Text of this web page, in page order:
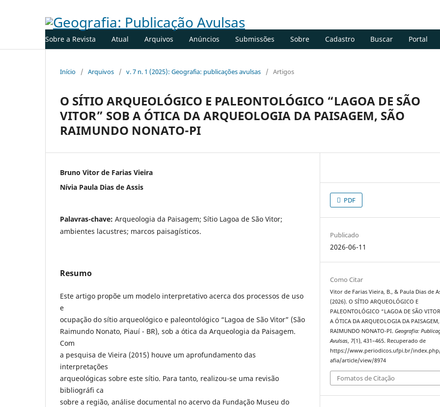
Sobre a Revista Atual Arquivos Anúncios Submissões Sobre Cadastro Buscar Portal
Início / Arquivos / v. 7 n. 1 (2025): Geografia: publicações avulsas / Artigos
O SÍTIO ARQUEOLÓGICO E PALEONTOLÓGICO “LAGOA DE SÃO
VITOR” SOB A ÓTICA DA ARQUEOLOGIA DA PAISAGEM, SÃO
RAIMUNDO NONATO-PI
Bruno Vitor de Farias Vieira
Nívia Paula Dias de Assis
Palavras-chave: Arqueologia da Paisagem; Sítio Lagoa de São Vitor;
ambientes lacustres; marcos paisagísticos.
Resumo
Este artigo propõe um modelo interpretativo acerca dos processos de uso
e
ocupação do sítio arqueológico e paleontológico “Lagoa de São Vitor” (São
Raimundo Nonato, Piauí - BR), sob a ótica da Arqueologia da Paisagem.
Com
a pesquisa de Vieira (2015) houve um aprofundamento das
interpretações
arqueológicas sobre este sítio. Para tanto, realizou-se uma revisão
bibliográfi ca
sobre a região, análise documental no acervo da Fundação Museu do
PDF
Publicado
2026-06-11
Como Citar
Vitor de Farias Vieira, B., & Paula Dias de
(2026). O SÍTIO ARQUEOLÓGICO E
PALEONTOLÓGICO “LAGOA DE SÃO
A ÓTICA DA ARQUEOLOGIA DA PAISAGEM,
RAIMUNDO NONATO-PI.Geografia:
Avulsas, 7(1), 431–465. Recuperado de
https://www.periodicos.ufpi.br/
afia/article/view/8974
Fomatos de Citação